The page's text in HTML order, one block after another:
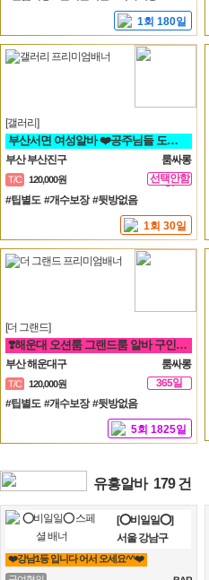
1회 180일
[갤러리]
부산서면 여성알바 ❤️공주님들 도와주세요^^❤️
부산 부산진구 룸싸롱
T/C 120,000원
선택안함
일
#팁별도 #개수보장 #뒷방없음
1회 30일
[더 그랜드]
❣️해운대 오션룸 그랜드룸 알바 구인❣️면접비❣️만근비❣️소개비❣️마이킹❣️차비 지원❣️
부산 해운대구 룸싸롱
T/C 120,000원
365일
#팁별도 #개수보장 #뒷방없음
5회 1825일
유흥알바 179 건
[⭕비일일⭕]
서울 강남구
❤️강남1등 입니다 어서 오세요^^❤️